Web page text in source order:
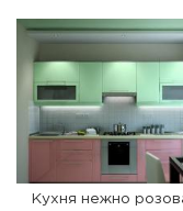
Кухня нежно